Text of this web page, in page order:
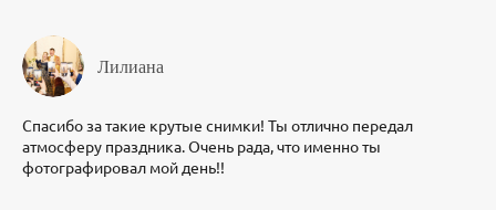
Лилиана
Спасибо за такие крутые снимки! Ты отлично передал
атмосферу праздника. Очень рада, что именно ты
фотографировал мой день!!